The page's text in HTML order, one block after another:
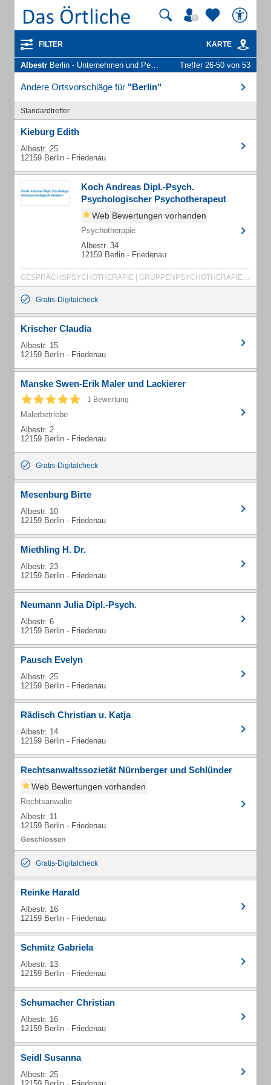
FILTER KARTE
Albestr Berlin - Unternehmen und Personen Treffer 26-50 von 53
Andere Ortsvorschläge für "Berlin"
Standardtreffer
Kieburg Edith
Albestr. 25
12159 Berlin - Friedenau
Koch Andreas Dipl.-Psych.
Psychologischer Psychotherapeut
Web Bewertungen vorhanden
Psychotherapie
Albestr. 34
12159 Berlin - Friedenau
GESPRÄCHSPSYCHOTHERAPIE | GRUPPENPSYCHOTHERAPIE | GRUPPENTHERAPIE | PSYCHOTHERAPIE ITALIENISCH | TIEFENPSYCHOLOGISCH FUNDIERTE PSYCHOTHERAPIE | FREIE THERAPIEPLÄTZE | PSICOTERAPIA IN ITALIANO | PSICOTERAPIA | PSYCHOSENTHERAPIE | TRAUMATHERAPIE
Gratis-Digitalcheck
Krischer Claudia
Albestr. 15
12159 Berlin - Friedenau
Manske Swen-Erik Maler und Lackierer
1 Bewertung
Malerbetriebe
Albestr. 2
12159 Berlin - Friedenau
Gratis-Digitalcheck
Mesenburg Birte
Albestr. 10
12159 Berlin - Friedenau
Miethling H. Dr.
Albestr. 23
12159 Berlin - Friedenau
Neumann Julia Dipl.-Psych.
Albestr. 6
12159 Berlin - Friedenau
Pausch Evelyn
Albestr. 25
12159 Berlin - Friedenau
Rädisch Christian u. Katja
Albestr. 14
12159 Berlin - Friedenau
Rechtsanwaltssozietät Nürnberger und Schlünder
Web Bewertungen vorhanden
Rechtsanwälte
Albestr. 11
12159 Berlin - Friedenau
Gratis-Digitalcheck
Reinke Harald
Albestr. 16
12159 Berlin - Friedenau
Schmitz Gabriela
Albestr. 13
12159 Berlin - Friedenau
Schumacher Christian
Albestr. 16
12159 Berlin - Friedenau
Seidl Susanna
Albestr. 25